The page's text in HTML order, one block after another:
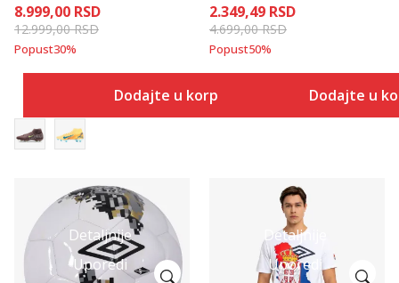
8.999,00 RSD
12.999,00RSD
Popust30%
Dodajte u korpu
2.349,49 RSD
4.699,00RSD
Popust50%
Dodajte u
Detaljnije
Uporedi
Detaljnije
Uporedi